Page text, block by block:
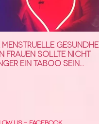
menstruelle
Frauen sollte nicht
ein Taboo sein...
Us - Facebook